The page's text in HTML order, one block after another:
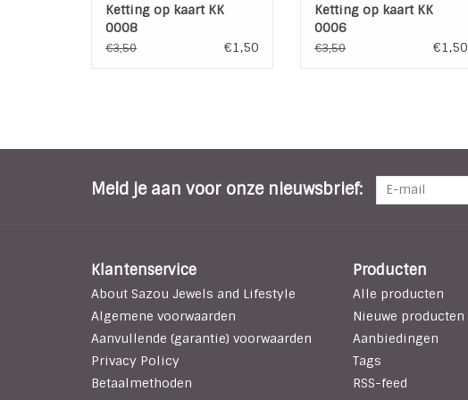
Ketting op kaart KK
0008
€3,50 €1,50
Ketting op kaart KK
0006
€3,50 €1,50
Meld je aan voor onze nieuwsbrief:
Klantenservice
About Sazou Jewels and Lifestyle
Algemene voorwaarden
Aanvullende (garantie) voorwaarden
Privacy Policy
Betaalmethoden
Producten
Alle producten
Nieuwe producten
Aanbiedingen
Tags
RSS-feed